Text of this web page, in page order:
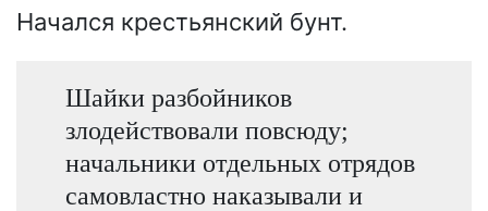
Начался крестьянский бунт.
Шайки разбойников
злодействовали повсюду;
начальники отдельных отрядов
самовластно наказывали и